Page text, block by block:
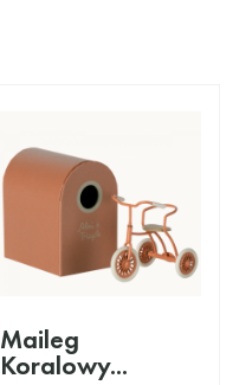
Maileg
Koralowy...